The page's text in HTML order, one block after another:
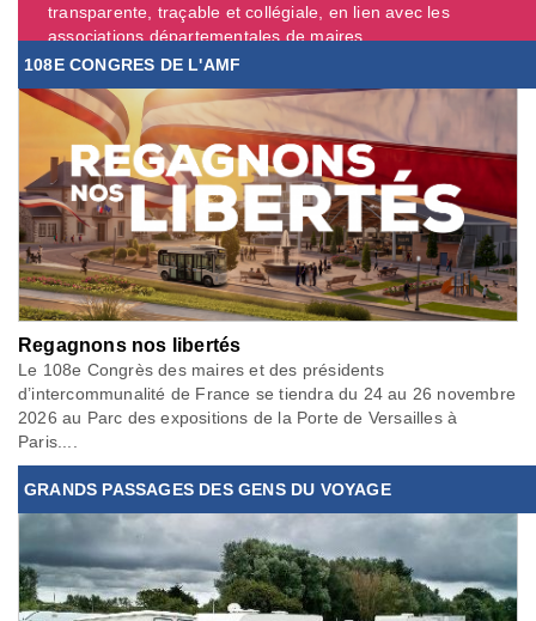
transparente, traçable et collégiale, en lien avec les
associations départementales de maires. ...
108E CONGRES DE L'AMF
Regagnons nos libertés
Le 108e Congrès des maires et des présidents
d’intercommunalité de France se tiendra du 24 au 26 novembre
2026 au Parc des expositions de la Porte de Versailles à
Paris....
GRANDS PASSAGES DES GENS DU VOYAGE